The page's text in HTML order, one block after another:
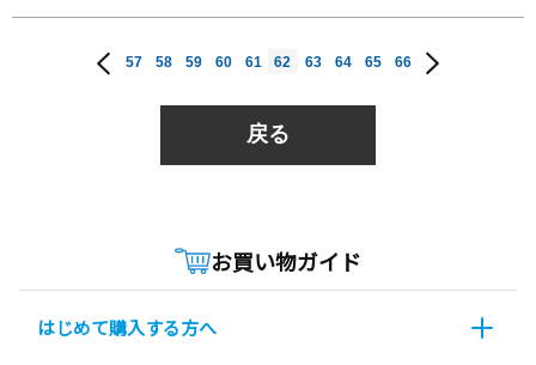
57 58 59 60 61 62 63 64 65 66
戻る
お買い物ガイド
はじめて購入する方へ